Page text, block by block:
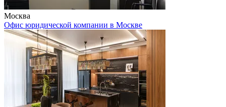
Москва
Офис юридической компании в Москве